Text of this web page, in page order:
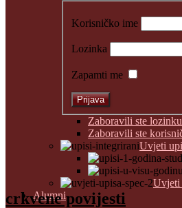
Korisničko ime
Lozinka
Zapamti me
Zaboravili ste
Zaboravili ste
Uvjeti
Uvjeti
Alumni
crkvene povijesti